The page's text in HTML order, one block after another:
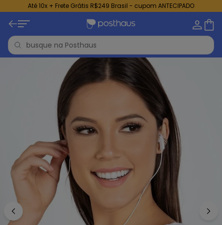
Até 10x + Frete Grátis R$249 Brasil - cupom ANTECIPADO